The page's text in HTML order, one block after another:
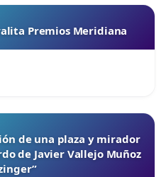
Premios Meridiana
de una plaza y mirador
de Javier Vallejo Muñoz